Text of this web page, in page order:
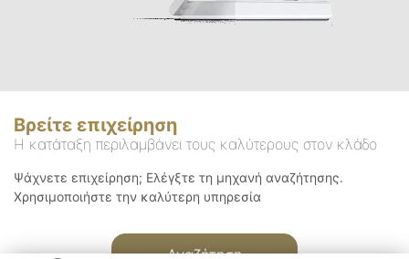
Βρείτε επιχείρηση
Η κατάταξη περιλαμβάνει τους καλύτερους στον κλάδο
Ψάχνετε επιχείρηση; Ελέγξτε τη μηχανή αναζήτησης.
Χρησιμοποιήστε την καλύτερη υπηρεσία
Αναζήτηση